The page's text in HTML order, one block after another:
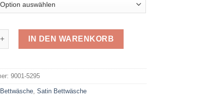
5295 Menge
IN DEN WARENKORB
9001-5295
Bettwäsche ,Satin Bettwäsche